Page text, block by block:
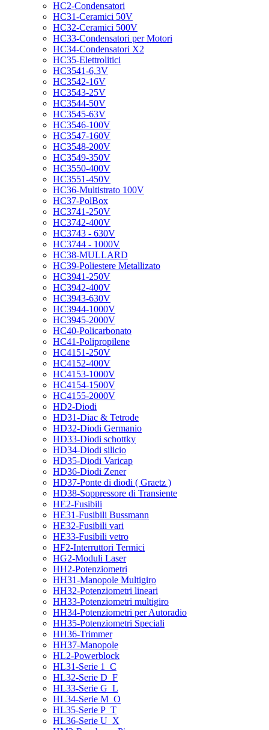
HC2-Condensatori
HC31-Ceramici 50V
HC32-Ceramici 500V
HC33-Condensatori per Motori
HC34-Condensatori X2
HC35-Elettrolitici
HC3541-6,3V
HC3542-16V
HC3543-25V
HC3544-50V
HC3545-63V
HC3546-100V
HC3547-160V
HC3548-200V
HC3549-350V
HC3550-400V
HC3551-450V
HC36-Multistrato 100V
HC37-PolBox
HC3741-250V
HC3742-400V
HC3743 - 630V
HC3744 - 1000V
HC38-MULLARD
HC39-Poliestere Metallizato
HC3941-250V
HC3942-400V
HC3943-630V
HC3944-1000V
HC3945-2000V
HC40-Policarbonato
HC41-Polipropilene
HC4151-250V
HC4152-400V
HC4153-1000V
HC4154-1500V
HC4155-2000V
HD2-Diodi
HD31-Diac & Tetrode
HD32-Diodi Germanio
HD33-Diodi schottky
HD34-Diodi silicio
HD35-Diodi Varicap
HD36-Diodi Zener
HD37-Ponte di diodi ( Graetz )
HD38-Soppressore di Transiente
HE2-Fusibili
HE31-Fusibili Bussmann
HE32-Fusibili vari
HE33-Fusibili vetro
HF2-Interruttori Termici
HG2-Moduli Laser
HH2-Potenziometri
HH31-Manopole Multigiro
HH32-Potenziometri lineari
HH33-Potenziometri multigiro
HH34-Potenziometri per Autoradio
HH35-Potenziometri Speciali
HH36-Trimmer
HH37-Manopole
HL2-Powerblock
HL31-Serie 1_C
HL32-Serie D_F
HL33-Serie G_L
HL34-Serie M_O
HL35-Serie P_T
HL36-Serie U_X